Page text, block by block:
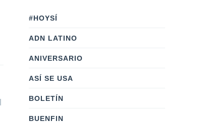
#HOYSÍ
ADN LATINO
ANIVERSARIO
ASÍ SE USA
BOLETÍN
BUENFIN